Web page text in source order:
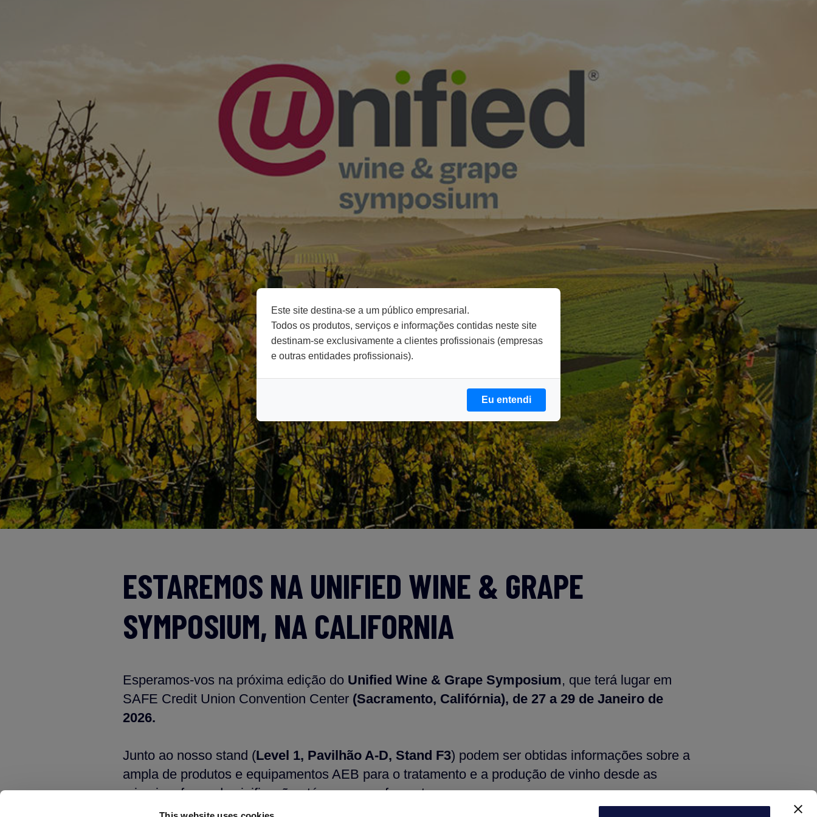
Este site destina-se a um público empresarial.
Todos os produtos, serviços e informações contidas neste site
destinam-se exclusivamente a clientes profissionais (empresas
e outras entidades profissionais).
Eu entendi
ESTAREMOS NA UNIFIED WINE & GRAPE
SYMPOSIUM, NA CALIFORNIA
Esperamos-vos na próxima edição do Unified Wine & Grape Symposium, que terá lugar em
SAFE Credit Union Convention Center (Sacramento, Califórnia), de 27 a 29 de Janeiro de
2026.
Junto ao nosso stand (Level 1, Pavilhão A-D, Stand F3) podem ser obtidas informações sobre a
ampla de produtos e equipamentos AEB para o tratamento e a produção de vinho desde as
primeiras fases da vinificação até ao engarrafamento.